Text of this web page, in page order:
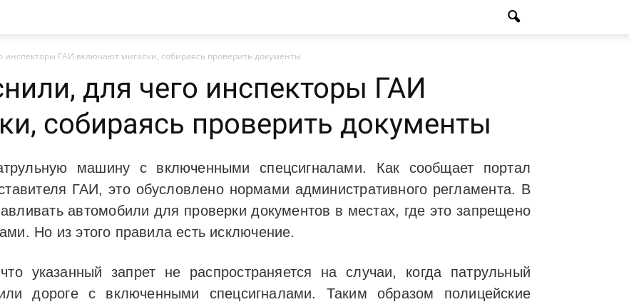
инспекторы ГАИ включают мигалки, собираясь проверить документы
для чего инспекторы ГАИ
собираясь проверить документы
машину с включенными спецсигналами. Как сообщает портал
ГАИ, это обусловлено нормами административного регламента. В
автомобили для проверки документов в местах, где это запрещено
Но из этого правила есть исключение.
указанный запрет не распространяется на случаи, когда патрульный
дороге с включенными спецсигналами. Таким образом полицейские